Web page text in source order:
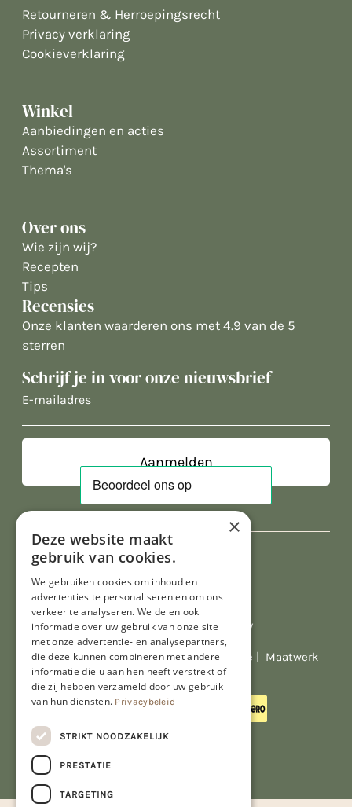
Retourneren & Herroepingsrecht
Privacy verklaring
Cookieverklaring
Winkel
Aanbiedingen en acties
Assortiment
Thema's
Over ons
Wie zijn wij?
Recepten
Tips
Recensies
Onze klanten waarderen ons met 4.9 van de 5
sterren
Schrijf je in voor onze nieuwsbrief
E-
Al onze prijzen zijn incl. BTW
© Copyright 2026 Limburgs Bakwinkeltje | Maatwerk
website webmix
×
Deze website maakt
gebruik van cookies.
We gebruiken cookies om inhoud en
advertenties te personaliseren en om ons
verkeer te analyseren. We delen ook
informatie over uw gebruik van onze site
met onze advertentie- en analysepartners,
die deze kunnen combineren met andere
informatie die u aan hen heeft verstrekt of
die zij hebben verzameld door uw gebruik
van hun diensten. Privacybeleid
STRIKT NOODZAKELIJK
PRESTATIE
TARGETING